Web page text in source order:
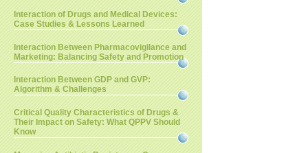
Interaction of Drugs and Medical Devices:
Case Studies & Lessons Learned
Interaction Between Pharmacovigilance and
Marketing: Balancing Safety and Promotion
Interaction Between GDP and GVP:
Algorithm & Challenges
Critical Quality Characteristics of Drugs &
Their Impact on Safety: What QPPV Should
Know